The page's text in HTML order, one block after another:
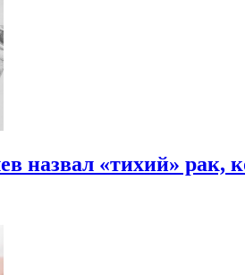
назвал «тихий» рак,